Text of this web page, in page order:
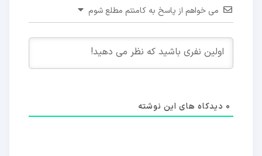
می خواهم از پاسخ به کامنتم مطلع شوم
0 دیدکاه های این نوشته